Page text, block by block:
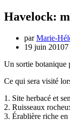
Havelock:
parMarie-
19 juin 2010
Un sortie botanique
Ce qui sera visité
1. Site herbacé et
2. Ruisseaux
3. Érablière riche en